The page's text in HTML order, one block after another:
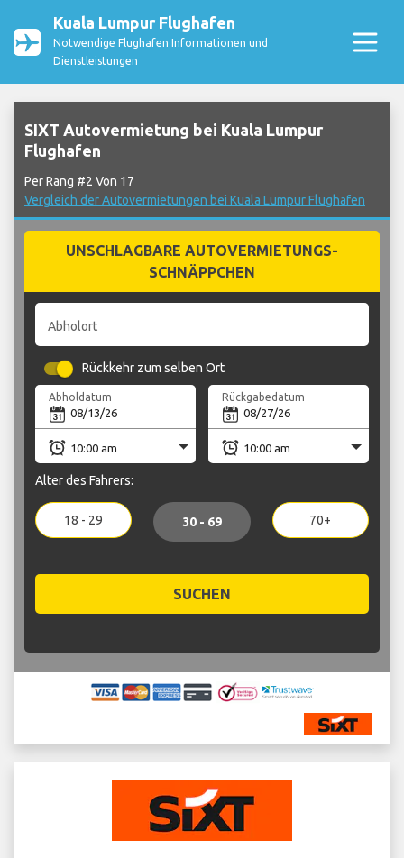
Kuala Lumpur Flughafen
Notwendige Flughafen Informationen und
Dienstleistungen
SIXT Autovermietung bei Kuala Lumpur
Flughafen
Per Rang #2 Von 17
Vergleich der Autovermietungen bei Kuala Lumpur Flughafen
UNSCHLAGBARE AUTOVERMIETUNGS-
SCHNÄPPCHEN
Abholort
Rückkehr zum selben Ort
Abholdatum Rückgabedatum
Alter des Fahrers:
18 - 29 30 - 69 70+
SUCHEN